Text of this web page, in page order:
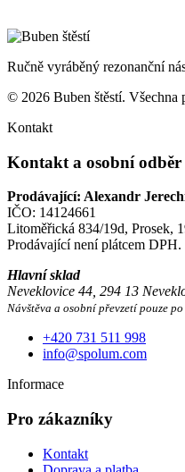
Ručně vyráběný rezonanční
© 2026 Buben štěstí. Všechna
Kontakt
Kontakt a osobní odběr
Prodávající: Alexandr
IČO: 14124661
Litoměřická 834/19d, Prosek,
Prodávající není plátcem DPH.
Hlavní sklad
Neveklovice 44, 294 13
Návštěva a osobní převzetí pouze
+420 731 511 998
info@spolum.com
Informace
Pro zákazníky
Kontakt